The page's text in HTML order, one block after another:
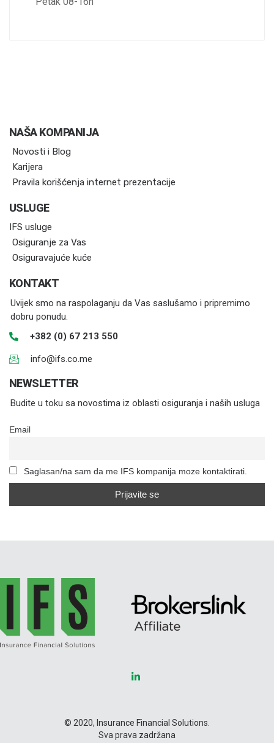
NAŠA KOMPANIJA
Novosti i Blog
Karijera
Pravila korišćenja internet prezentacije
USLUGE
IFS usluge
Osiguranje za Vas
Osiguravajuće kuće
KONTAKT
Uvijek smo na raspolaganju da Vas saslušamo i pripremimo
dobru ponudu.
+382 (0) 67 213 550
info@ifs.co.me
NEWSLETTER
Budite u toku sa novostima iz oblasti osiguranja i naših usluga
Email
Saglasan/na sam da me IFS kompanija moze kontaktirati.
© 2020, Insurance Financial Solutions.
Sva prava zadržana